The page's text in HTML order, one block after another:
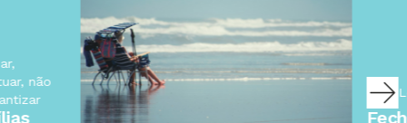
Ler post